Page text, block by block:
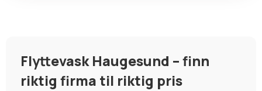
Flyttevask Haugesund – finn
riktig firma til riktig pris